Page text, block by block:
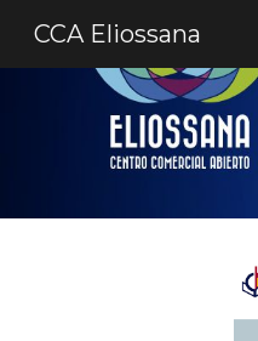
CCA Eliossana